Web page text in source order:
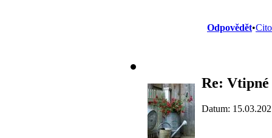
Odpovědět•
Re:
Datum: